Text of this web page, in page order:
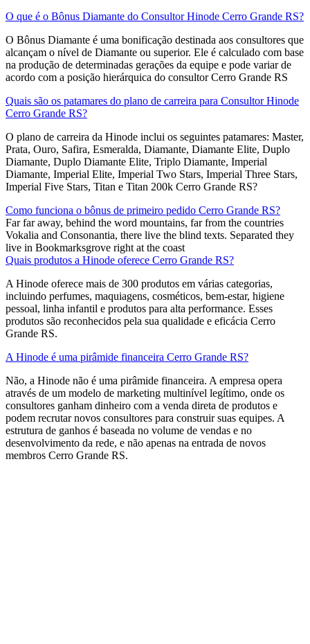
O que é o Bônus Diamante do Consultor Hinode Cerro Grande RS?
O Bônus Diamante é uma bonificação destinada aos consultores que
alcançam o nível de Diamante ou superior. Ele é calculado com base
na produção de determinadas gerações da equipe e pode variar de
acordo com a posição hierárquica do consultor Cerro Grande RS
Quais são os patamares do plano de carreira para Consultor Hinode
Cerro Grande RS?
O plano de carreira da Hinode inclui os seguintes patamares: Master,
Prata, Ouro, Safira, Esmeralda, Diamante, Diamante Elite, Duplo
Diamante, Duplo Diamante Elite, Triplo Diamante, Imperial
Diamante, Imperial Elite, Imperial Two Stars, Imperial Three Stars,
Imperial Five Stars, Titan e Titan 200k Cerro Grande RS?
Como funciona o bônus de primeiro pedido Cerro Grande RS?
Far far away, behind the word mountains, far from the countries
Vokalia and Consonantia, there live the blind texts. Separated they
live in Bookmarksgrove right at the coast
Quais produtos a Hinode oferece Cerro Grande RS?
A Hinode oferece mais de 300 produtos em várias categorias,
incluindo perfumes, maquiagens, cosméticos, bem-estar, higiene
pessoal, linha infantil e produtos para alta performance. Esses
produtos são reconhecidos pela sua qualidade e eficácia Cerro
Grande RS.
A Hinode é uma pirâmide financeira Cerro Grande RS?
Não, a Hinode não é uma pirâmide financeira. A empresa opera
através de um modelo de marketing multinível legítimo, onde os
consultores ganham dinheiro com a venda direta de produtos e
podem recrutar novos consultores para construir suas equipes. A
estrutura de ganhos é baseada no volume de vendas e no
desenvolvimento da rede, e não apenas na entrada de novos
membros​ Cerro Grande RS.